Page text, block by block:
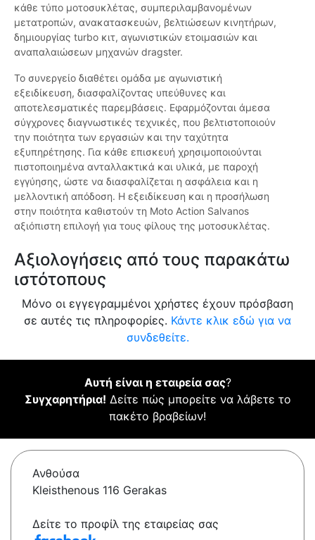
κάθε τύπο μοτοσυκλέτας, συμπεριλαμβανομένων
μετατροπών, ανακατασκευών, βελτιώσεων κινητήρων,
δημιουργίας turbo κιτ, αγωνιστικών ετοιμασιών και
αναπαλαιώσεων μηχανών dragster.
Το συνεργείο διαθέτει ομάδα με αγωνιστική
εξειδίκευση, διασφαλίζοντας υπεύθυνες και
αποτελεσματικές παρεμβάσεις. Εφαρμόζονται άμεσα
σύγχρονες διαγνωστικές τεχνικές, που βελτιστοποιούν
την ποιότητα των εργασιών και την ταχύτητα
εξυπηρέτησης. Για κάθε επισκευή χρησιμοποιούνται
πιστοποιημένα ανταλλακτικά και υλικά, με παροχή
εγγύησης, ώστε να διασφαλίζεται η ασφάλεια και η
μελλοντική απόδοση. Η εξειδίκευση και η προσήλωση
στην ποιότητα καθιστούν τη Moto Action Salvanos
αξιόπιστη επιλογή για τους φίλους της μοτοσυκλέτας.
Αξιολογήσεις από τους παρακάτω
ιστότοπους
Μόνο οι εγγεγραμμένοι χρήστες έχουν πρόσβαση
σε αυτές τις πληροφορίες. Κάντε κλικ εδώ για να
συνδεθείτε.
Αυτή είναι η εταιρεία σας?
Συγχαρητήρια! Δείτε πώς μπορείτε να λάβετε το
πακέτο βραβείων!
Ανθούσα
Kleisthenous 116 Gerakas
Δείτε το προφίλ της εταιρείας σας